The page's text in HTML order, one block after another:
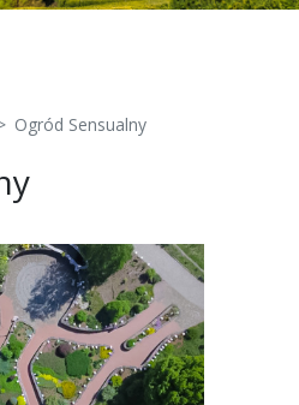
Ogród Sensualny